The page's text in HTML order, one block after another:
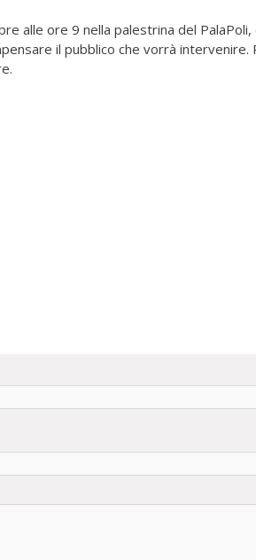
alle ore 9 nella palestrina del PalaPoli,
il pubblico che vorrà intervenire.